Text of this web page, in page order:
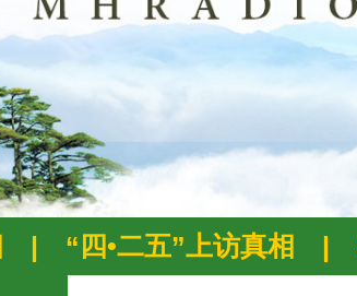
| “四•二五”上访真相 |